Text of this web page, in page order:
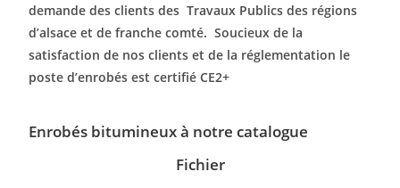
demande des clients des Travaux Publics des régions
d’alsace et de franche comté.Soucieux de la
satisfaction de nos clients et de la réglementation le
poste d’enrobés est certifié CE2+
Enrobés bitumineux à notre catalogue
Fichier